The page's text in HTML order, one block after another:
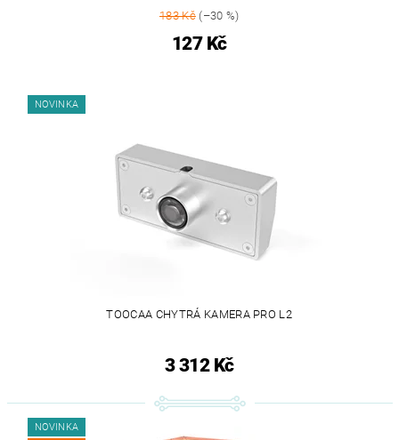
183 Kč(–30 %)
127 Kč
NOVINKA
TOOCAA CHYTRÁ KAMERA PRO L2
3 312 Kč
NOVINKA